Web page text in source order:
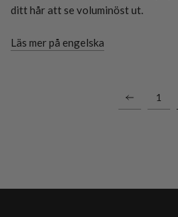
ditt hår att se voluminöst ut.
Läs mer på engelska
1